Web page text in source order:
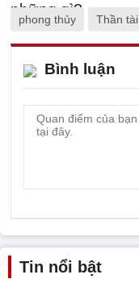
phong thủy Thần tài
Bình luận
Tin nổi bật